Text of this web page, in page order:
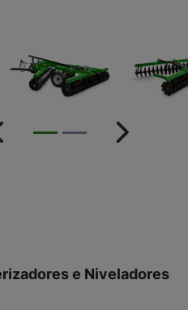
Próximo
e Niveladores